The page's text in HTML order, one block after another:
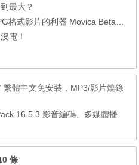
最大？
影片的利器 Movica Beta 6.6 中文版
電！
體中文免安裝，MP3/影片燒錄
16.5.3 影音編碼、多媒體播
條